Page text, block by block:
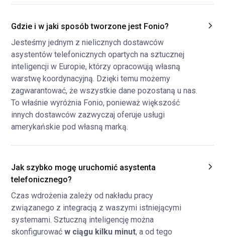
Gdzie i w jaki sposób tworzone jest Fonio?
Jesteśmy jednym z nielicznych dostawców
asystentów telefonicznych opartych na sztucznej
inteligencji w Europie, którzy opracowują własną
warstwę koordynacyjną. Dzięki temu możemy
zagwarantować, że wszystkie dane pozostaną u nas.
To właśnie wyróżnia Fonio, ponieważ większość
innych dostawców zazwyczaj oferuje usługi
amerykańskie pod własną marką.
Jak szybko mogę uruchomić asystenta
telefonicznego?
Czas wdrożenia zależy od nakładu pracy
związanego z integracją z waszymi istniejącymi
systemami. Sztuczną inteligencję można
skonfigurowaćw ciągu kilku minut, a od tego